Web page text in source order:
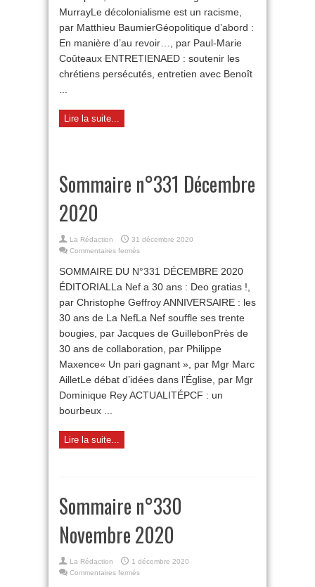
MurrayLe décolonialisme est un racisme,
par Matthieu BaumierGéopolitique d’abord :
En manière d’au revoir…, par Paul-Marie
Coûteaux ENTRETIENAED : soutenir les
chrétiens persécutés, entretien avec Benoît
Lire la suite...
Sommaire n°331 Décembre
2020
La Rédaction
31 décembre 2020
Commentaires fermés
n°331
Décembre
SOMMAIRE DU N°331 DÉCEMBRE 2020
ÉDITORIALLa Nef a 30 ans : Deo gratias !,
par Christophe Geffroy ANNIVERSAIRE : les
30 ans de La NefLa Nef souffle ses trente
bougies, par Jacques de GuillebonPrès de
30 ans de collaboration, par Philippe
Maxence« Un pari gagnant », par Mgr Marc
AilletLe débat d’idées dans l’Église, par Mgr
Dominique Rey ACTUALITÉPCF : un
bourbeux ...
Lire la suite...
Sommaire n°330
Novembre 2020
La Rédaction
1 décembre 2020
Commentaires fermés